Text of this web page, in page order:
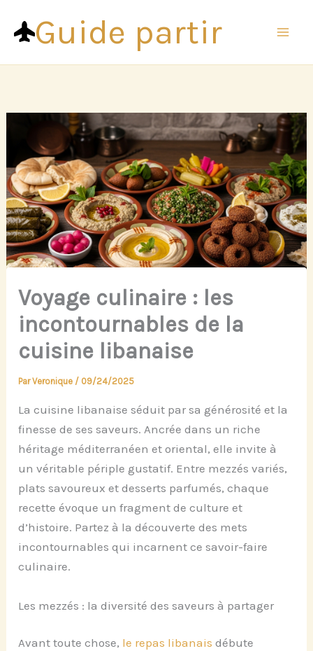
contenuGuide partir
Voyage culinaire : les
incontournables de la
cuisine libanaise
ParVeronique / 09/24/2025
La cuisine libanaise séduit par sa générosité et la
finesse de ses saveurs. Ancrée dans un riche
héritage méditerranéen et oriental, elle invite à
un véritable périple gustatif. Entre mezzés variés,
plats savoureux et desserts parfumés, chaque
recette évoque un fragment de culture et
d’histoire. Partez à la découverte des mets
incontournables qui incarnent ce savoir-faire
culinaire.
Les mezzés : la diversité des saveurs à partager
Avant toute chose, le repas libanais débute